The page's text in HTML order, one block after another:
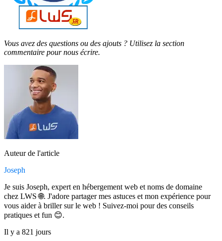
Vous avez des questions ou des ajouts ? Utilisez la section
commentaire pour nous écrire.
Auteur de l'article
Joseph
Je suis Joseph, expert en hébergement web et noms de domaine
chez LWS 🌐. J'adore partager mes astuces et mon expérience pour
vous aider à briller sur le web ! Suivez-moi pour des conseils
pratiques et fun 😊.
Il y a 821 jours